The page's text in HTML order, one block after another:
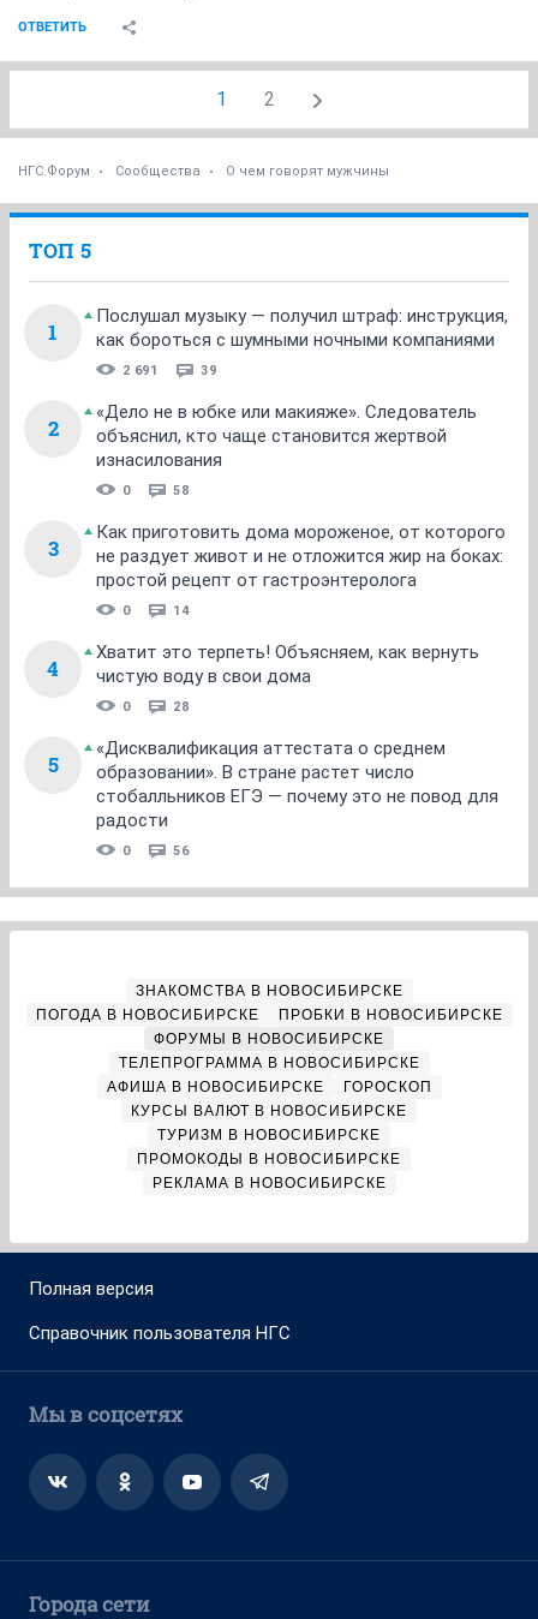
ОТВЕТИТЬ
1 2
НГС.Форум Сообщества О чем говорят мужчины
ТОП 5
1
Послушал музыку — получил штраф: инструкция,
как бороться с шумными ночными компаниями
2 691 39
2
«Дело не в юбке или макияже». Следователь
объяснил, кто чаще становится жертвой
изнасилования
0 58
3
Как приготовить дома мороженое, от которого
не раздует живот и не отложится жир на боках:
простой рецепт от гастроэнтеролога
0 14
4
Хватит это терпеть! Объясняем, как вернуть
чистую воду в свои дома
0 28
5
«Дисквалификация аттестата о среднем
образовании». В стране растет число
стобалльников ЕГЭ — почему это не повод для
радости
0 56
ЗНАКОМСТВА В НОВОСИБИРСКЕ
ПОГОДА В НОВОСИБИРСКЕ
ПРОБКИ В НОВОСИБИРСКЕ
ФОРУМЫ В НОВОСИБИРСКЕ
ТЕЛЕПРОГРАММА В НОВОСИБИРСКЕ
АФИША В НОВОСИБИРСКЕ
ГОРОСКОП
КУРСЫ ВАЛЮТ В НОВОСИБИРСКЕ
ТУРИЗМ В НОВОСИБИРСКЕ
ПРОМОКОДЫ В НОВОСИБИРСКЕ
РЕКЛАМА В НОВОСИБИРСКЕ
Полная версия
Справочник пользователя НГС
Мы в соцсетях
Города сети